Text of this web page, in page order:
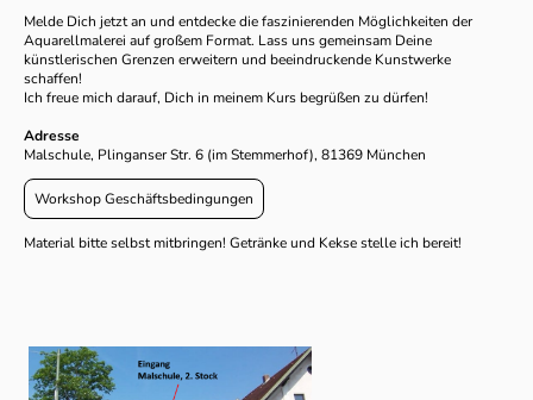
Melde Dich jetzt an und entdecke die faszinierenden Möglichkeiten der
Aquarellmalerei auf großem Format. Lass uns gemeinsam Deine
künstlerischen Grenzen erweitern und beeindruckende Kunstwerke
schaffen!
Ich freue mich darauf, Dich in meinem Kurs begrüßen zu dürfen!
Adresse
Malschule, Plinganser Str. 6 (im Stemmerhof), 81369 München
Workshop Geschäftsbedingungen
Material bitte selbst mitbringen! Getränke und Kekse stelle ich bereit!